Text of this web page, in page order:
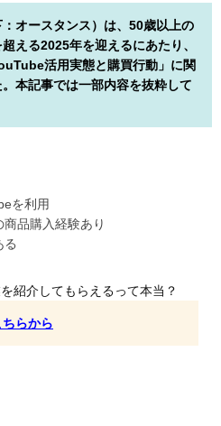
オースタンス）は、50歳以上の
える2025年を迎えるにあたり、
活用実態と購買行動」に関
本記事では一部内容を抜粋して
を利用
品購入経験あり
る
紹介してもらえるって本当？
らから